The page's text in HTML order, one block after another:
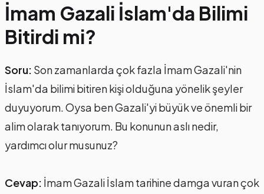
İmam Gazali İslam'da Bilimi
Bitirdi mi?
Soru: Son zamanlarda çok fazla İmam Gazali'nin
İslam'da bilimi bitiren kişi olduğuna yönelik şeyler
duyuyorum. Oysa ben Gazali'yi büyük ve önemli bir
alim olarak tanıyorum. Bu konunun aslı nedir,
yardımcı olur musunuz?
Cevap: İmam Gazali İslam tarihine damga vuran çok